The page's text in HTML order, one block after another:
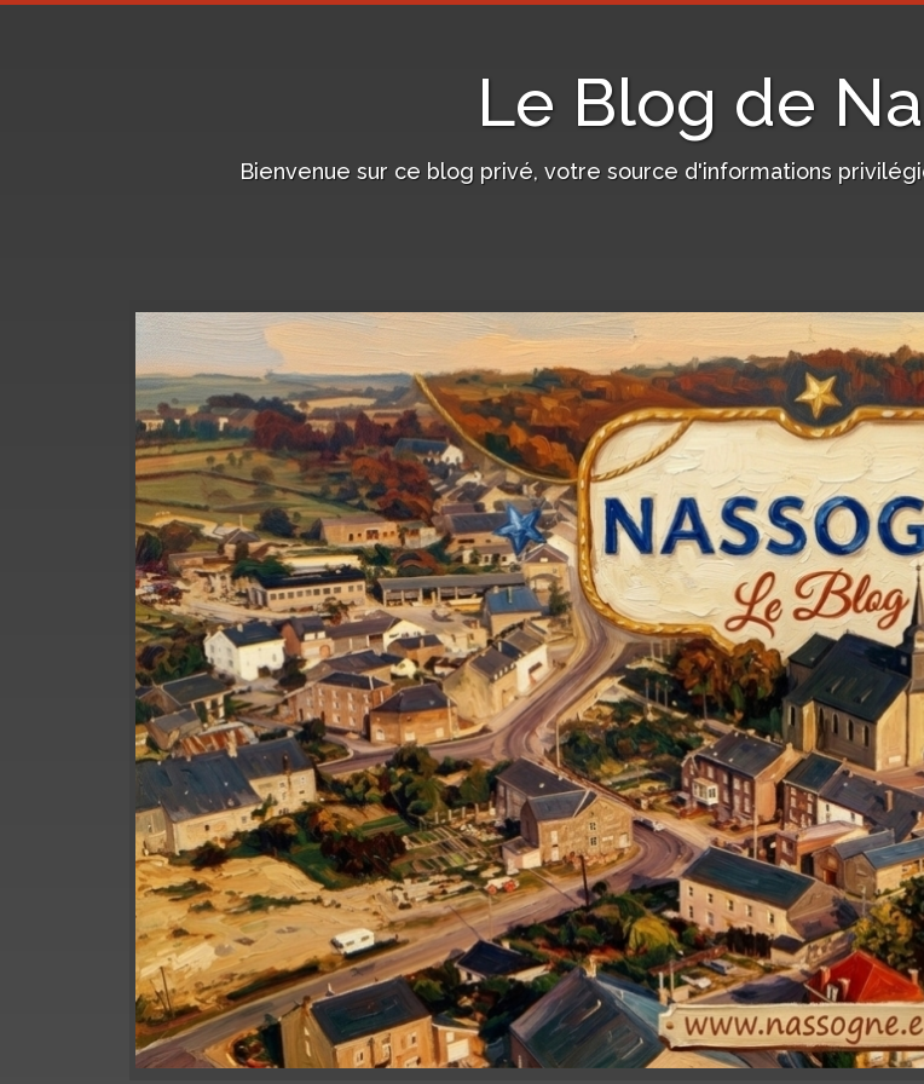
Le Blog de
Bienvenue sur ce blog privé, votre source d'informations